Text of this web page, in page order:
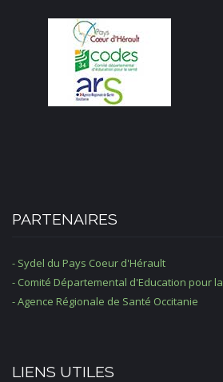
PARTENAIRES
- Sydel du Pays Coeur d'Hérault
- Comité Départemental d'Education pour
- Agence Régionale de Santé Occitanie
LIENS UTILES